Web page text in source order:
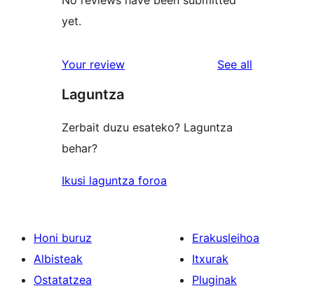
yet.
Your review See all
Laguntza
Zerbait duzu esateko? Laguntza
behar?
Ikusi laguntza foroa
Honi buruz
Albisteak
Ostatatzea
Erakusleihoa
Itxurak
Pluginak